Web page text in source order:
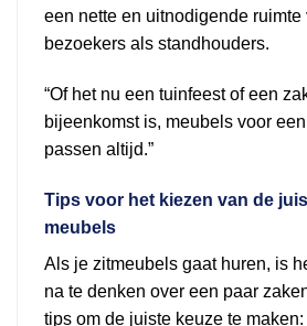
een nette en uitnodigende ruimte
bezoekers als standhouders.
“Of het nu een tuinfeest of een
bijeenkomst is, meubels voor
passen altijd.”
Tips voor het kiezen van de
meubels
Als je zitmeubels gaat huren, is
na te denken over een paar
tips om de juiste keuze te maken: